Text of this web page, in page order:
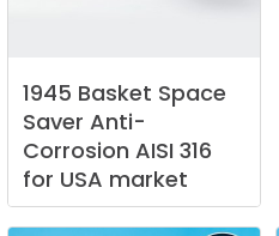
1945 Basket Space
Saver Anti-
Corrosion AISI 316
for USA market